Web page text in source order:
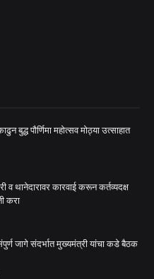
बुद्ध पौर्णिमा महोत्सव मोठ्या उत्साहात
व थानेदारावर कारवाई करून कर्तव्यदक्ष
करा
जागे संदर्भात मुख्यमंत्री यांचा कडे बैठक